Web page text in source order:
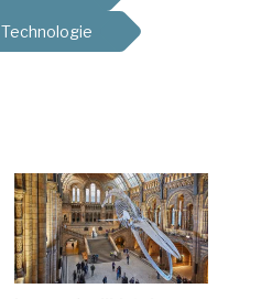
Technologie